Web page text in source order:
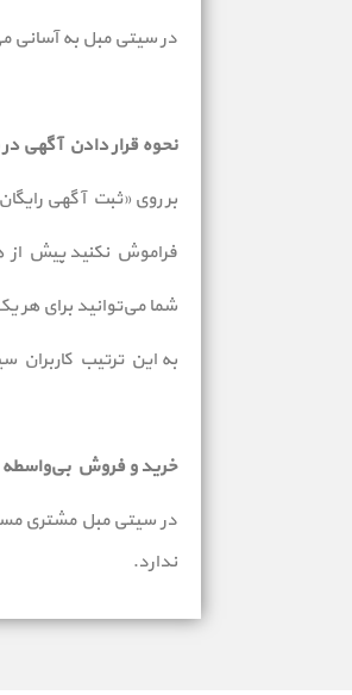
در سیتی مبل به آسانی
نحوه قرار دادن آگهی
بر روی «ثبت آگهی
فراموش نکنید پیش از
شما می‌توانید برای هر یک از محصولاتتان 4 عکس نیز انتخاب کنید. سعی
به این ترتیب کاربران
خرید و فروش بی‌واسطه
در سیتی مبل مشتری
ندارد.